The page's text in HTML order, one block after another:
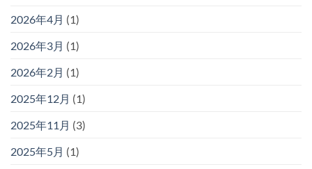
2026年4月 (1)
2026年3月 (1)
2026年2月 (1)
2025年12月 (1)
2025年11月 (3)
2025年5月 (1)